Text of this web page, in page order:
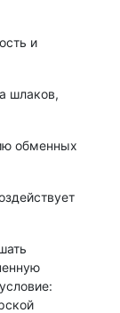
и
шлаков,
обменных